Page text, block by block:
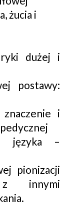
żucia i
dużej i
postawy:
i
języka –
pionizacji
z innymi